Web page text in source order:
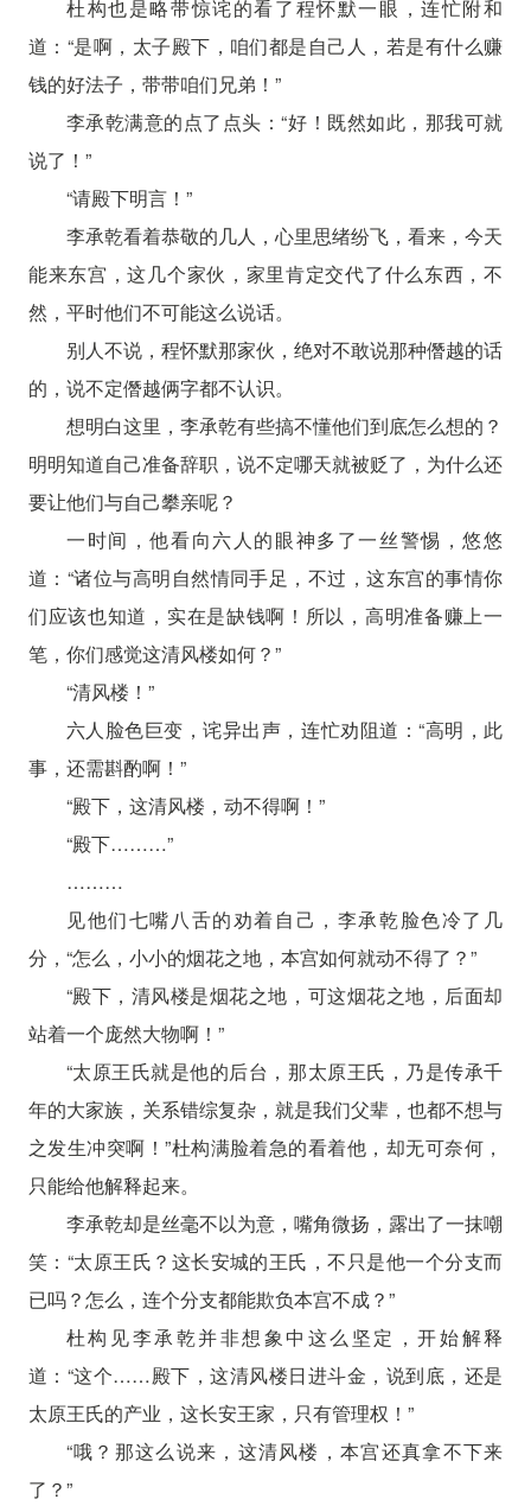
杜构也是略带惊诧的看了程怀默一眼，连忙附和
道：“是啊，太子殿下，咱们都是自己人，若是有什么赚
钱的好法子，带带咱们兄弟！”
李承乾满意的点了点头：“好！既然如此，那我可就
说了！”
“请殿下明言！”
李承乾看着恭敬的几人，心里思绪纷飞，看来，今天
能来东宫，这几个家伙，家里肯定交代了什么东西，不
然，平时他们不可能这么说话。
别人不说，程怀默那家伙，绝对不敢说那种僭越的话
的，说不定僭越俩字都不认识。
想明白这里，李承乾有些搞不懂他们到底怎么想的？
明明知道自己准备辞职，说不定哪天就被贬了，为什么还
要让他们与自己攀亲呢？
一时间，他看向六人的眼神多了一丝警惕，悠悠
道：“诸位与高明自然情同手足，不过，这东宫的事情你
们应该也知道，实在是缺钱啊！所以，高明准备赚上一
笔，你们感觉这清风楼如何？”
“清风楼！”
六人脸色巨变，诧异出声，连忙劝阻道：“高明，此
事，还需斟酌啊！”
“殿下，这清风楼，动不得啊！”
“殿下………”
………
见他们七嘴八舌的劝着自己，李承乾脸色冷了几
分，“怎么，小小的烟花之地，本宫如何就动不得了？”
“殿下，清风楼是烟花之地，可这烟花之地，后面却
站着一个庞然大物啊！”
“太原王氏就是他的后台，那太原王氏，乃是传承千
年的大家族，关系错综复杂，就是我们父辈，也都不想与
之发生冲突啊！”杜构满脸着急的看着他，却无可奈何，
只能给他解释起来。
李承乾却是丝毫不以为意，嘴角微扬，露出了一抹嘲
笑：“太原王氏？这长安城的王氏，不只是他一个分支而
已吗？怎么，连个分支都能欺负本宫不成？”
杜构见李承乾并非想象中这么坚定，开始解释
道：“这个……殿下，这清风楼日进斗金，说到底，还是
太原王氏的产业，这长安王家，只有管理权！”
“哦？那这么说来，这清风楼，本宫还真拿不下来
了？”